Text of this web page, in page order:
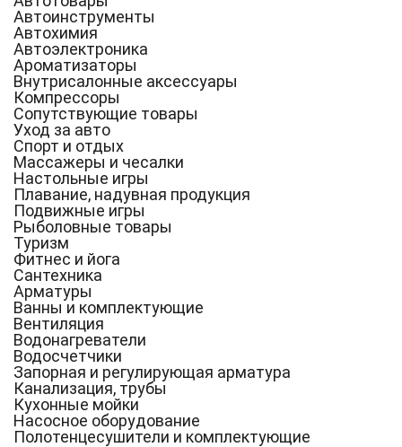
Автоинструменты
Автохимия
Автоэлектроника
Ароматизаторы
Внутрисалонные аксессуары
Компрессоры
Сопутствующие товары
Уход за авто
Спорт и отдых
Массажеры и чесалки
Настольные игры
Плавание, надувная продукция
Подвижные игры
Рыболовные товары
Туризм
Фитнес и йога
Сантехника
Арматуры
Ванны и комплектующие
Вентиляция
Водонагреватели
Водосчетчики
Запорная и регулирующая арматура
Канализация, трубы
Кухонные мойки
Насосное оборудование
Полотенцесушители и комплектующие